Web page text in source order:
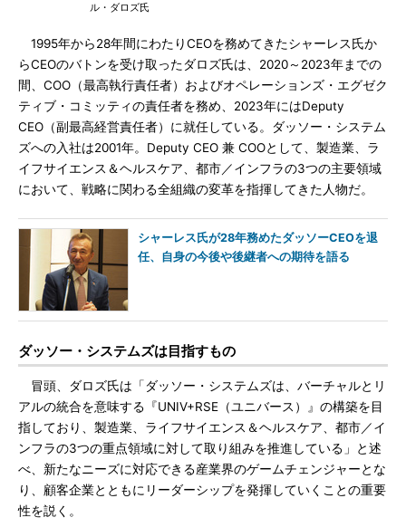
ル・ダロズ氏
1995年から28年間にわたりCEOを務めてきたシャーレス氏か
らCEOのバトンを受け取ったダロズ氏は、2020～2023年までの
間、COO（最高執行責任者）およびオペレーションズ・エグゼク
ティブ・コミッティの責任者を務め、2023年にはDeputy
CEO（副最高経営責任者）に就任している。ダッソー・システム
ズへの入社は2001年。Deputy CEO 兼 COOとして、製造業、ラ
イフサイエンス＆ヘルスケア、都市／インフラの3つの主要領域
において、戦略に関わる全組織の変革を指揮してきた人物だ。
シャーレス氏が28年務めたダッソーCEOを退
任、自身の今後や後継者への期待を語る
ダッソー・システムズは目指すもの
冒頭、ダロズ氏は「ダッソー・システムズは、バーチャルとリ
アルの統合を意味する『UNIV+RSE（ユニバース）』の構築を目
指しており、製造業、ライフサイエンス＆ヘルスケア、都市／イ
ンフラの3つの重点領域に対して取り組みを推進している」と述
べ、新たなニーズに対応できる産業界のゲームチェンジャーとな
り、顧客企業とともにリーダーシップを発揮していくことの重要
性を説く。